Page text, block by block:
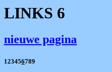
LINKS 6
nieuwe pagina
123456789